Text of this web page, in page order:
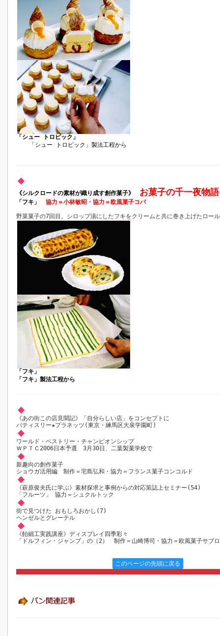
「シュー トロピック」
「シュー トロピック」製法工程から
《シルクロードの素材が織り成す創作菓子》 お菓子の千一夜物語
「フキ」 協力＝小林敏昭・協力＝欧風菓子コバ
野菜菓子の7回目。シロップ漬にしたフキをクリームと共に巻き上げたロー
「フキ」
「フキ」製法工程から
《あの街この店見聞記》「自分らしい店」をコンセプトに
パティスリー★プラネッツ(東京・練馬区大泉学園町)
ワールド・ペストリー・チャンピオンシップ
ＷＰＴＣ2006日本予選 3月30日、二葉製菓学校で
新趣向の創作菓子
ショウガ活用編 制作＝宅島弘和・協力＝フランス菓子コンコルド
《萩原俊夫氏に学ぶ》素材探求と事例からの対応策誌上セミナー(54)
「フルーツ」 協力＝シュクルトック
街で見つけた おもしろおかし(7)
ヘンゼルとグレーテル
《飴細工実践講座》ディスプレイ四季彩々
「ドルフィン・ジャンプ」の（2） 制作＝山崎博司・協力＝欧風菓子サブ
このページの先頭に戻る